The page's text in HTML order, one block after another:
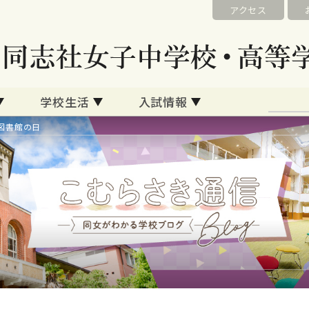
アクセス
学校生活 入試情報
書館の日